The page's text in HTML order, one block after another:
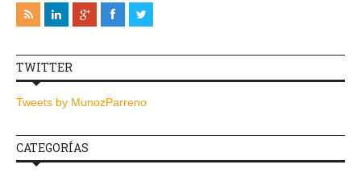
TWITTER
Tweets by MunozParreno
CATEGORÍAS